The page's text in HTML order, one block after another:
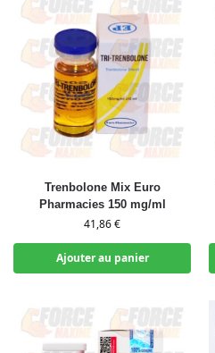
Trenbolone Mix Euro
Pharmacies 150 mg/ml
41,86€
Ajouter au panier